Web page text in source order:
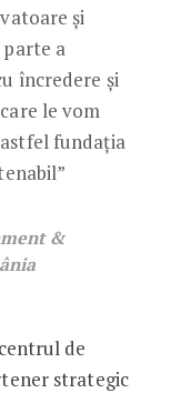
și
parte a
încredere și
le vom
fundația
&
de
strategic